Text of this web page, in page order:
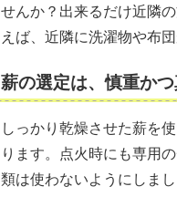
せんか？出来るだけ近隣
えば、近隣に洗濯物や布
薪の選定は、慎重か
しっかり乾燥させた薪を
ります。点火時にも専用
類は使わないようにしま